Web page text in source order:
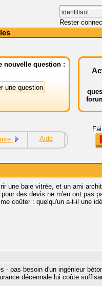
Rester
nouvelle question :
Aide
une baie vitrée, et un ami
des devis ne m'en ont pas
coûter : quelqu'un a-t-il une
pas besoin d'un ingénieur
décennale lui coûte